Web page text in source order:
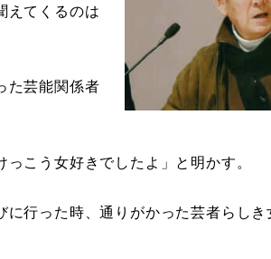
えてくるのは
た芸能関係者
っこう女好きでしたよ」と明かす。
に行った時、通りがかった芸者らしき